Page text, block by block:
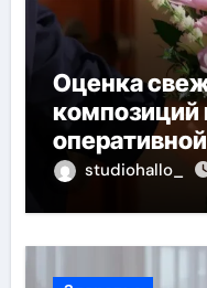
Оценка
композиций
studiohallo_